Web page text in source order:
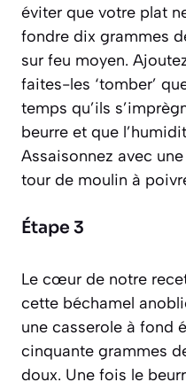
éviter que votre plat
fondre dix grammes
sur feu moyen.
faites-les ‘tomber’
temps qu’ils
beurre et que
Assaisonnez avec
tour de moulin à
Étape 3
Le cœur de notre
cette béchamel
une casserole à fond
cinquante grammes
doux. Une fois le